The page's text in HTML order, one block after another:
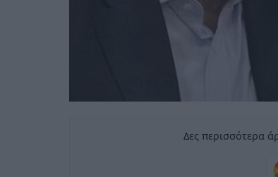
Δες περισσότερα